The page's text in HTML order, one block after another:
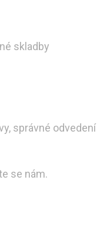
skladby
správné odvedení
se nám.